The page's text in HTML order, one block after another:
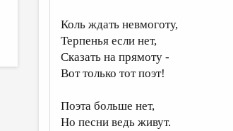
Коль ждать невмоготу,
Терпенья если нет,
Сказать на прямоту -
Вот только тот поэт!
Поэта больше нет,
Но песни ведь живут.